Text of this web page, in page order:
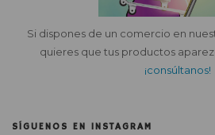
Si dispones de un comercio en
quieres que tus productos
¡consúltanos!
SÍGUENOS EN INSTAGRAM